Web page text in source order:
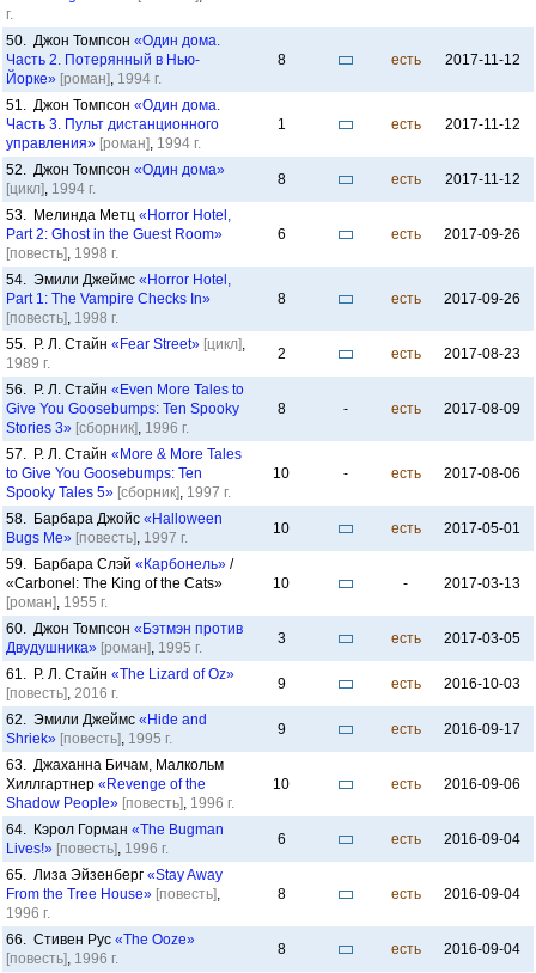
г.
50. Джон Томпсон «Один дома.
Часть 2. Потерянный в Нью-
Йорке» [роман], 1994 г.
8 есть 2017-11-12
51. Джон Томпсон «Один дома.
Часть 3. Пульт дистанционного
управления» [роман], 1994 г.
1 есть 2017-11-12
52. Джон Томпсон «Один дома»
[цикл], 1994 г.
8 есть 2017-11-12
53. Мелинда Метц «Horror Hotel,
Part 2: Ghost in the Guest Room»
[повесть], 1998 г.
6 есть 2017-09-26
54. Эмили Джеймс «Horror Hotel,
Part 1: The Vampire Checks In»
[повесть], 1998 г.
8 есть 2017-09-26
55. Р. Л. Стайн «Fear Street» [цикл],
1989 г.
2 есть 2017-08-23
56. Р. Л. Стайн «Even More Tales to
Give You Goosebumps: Ten Spooky
Stories 3» [сборник], 1996 г.
8 - есть 2017-08-09
57. Р. Л. Стайн «More & More Tales
to Give You Goosebumps: Ten
Spooky Tales 5» [сборник], 1997 г.
10 - есть 2017-08-06
58. Барбара Джойс «Halloween
Bugs Me» [повесть], 1997 г.
10 есть 2017-05-01
59. Барбара Слэй «Карбонель» /
«Carbonel: The King of the Cats»
[роман], 1955 г.
10 - 2017-03-13
60. Джон Томпсон «Бэтмэн против
Двудушника» [роман], 1995 г.
3 есть 2017-03-05
61. Р. Л. Стайн «The Lizard of Oz»
[повесть], 2016 г.
9 есть 2016-10-03
62. Эмили Джеймс «Hide and
Shriek» [повесть], 1995 г.
9 есть 2016-09-17
63. Джаханна Бичам, Малкольм
Хиллгартнер «Revenge of the
Shadow People» [повесть], 1996 г.
10 есть 2016-09-06
64. Кэрол Горман «The Bugman
Lives!» [повесть], 1996 г.
6 есть 2016-09-04
65. Лиза Эйзенберг «Stay Away
From the Tree House» [повесть],
1996 г.
8 есть 2016-09-04
66. Стивен Рус «The Ooze»
[повесть], 1996 г.
8 есть 2016-09-04